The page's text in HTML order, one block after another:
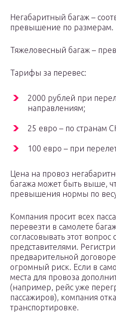
Негабаритный багаж –
превышение по размерам.
Тяжеловесный багаж –
Тарифы за перевес:
2000 рублей при
направлениям;
25 евро – по странам
100 евро – при
Цена на провоз
багажа может быть выше,
превышения нормы по
Компания просит всех
перевезти в самолете
согласовывать этот
представителями.
предварительной
огромный риск. Если в
места для провоза
(например, рейс уже
пассажиров), компания
транспортировке.